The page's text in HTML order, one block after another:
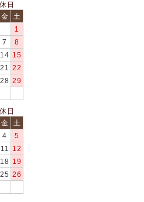
日
金
土
1
7
8
14 15
21
22
28 29
日
金
土
4
5
11
12
18 19
25 26